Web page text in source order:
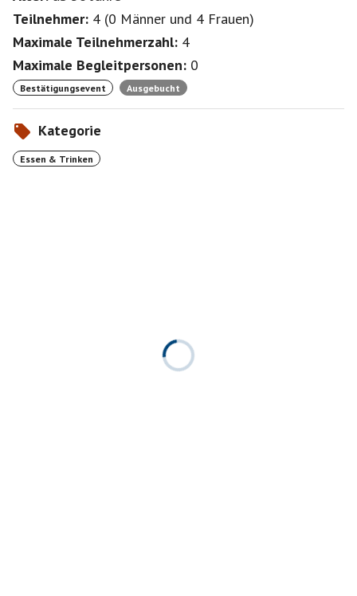
Teilnehmer: 4 (0 Männer und 4 Frauen)
Maximale Teilnehmerzahl: 4
Maximale Begleitpersonen: 0
Bestätigungsevent Ausgebucht
Kategorie
Essen & Trinken